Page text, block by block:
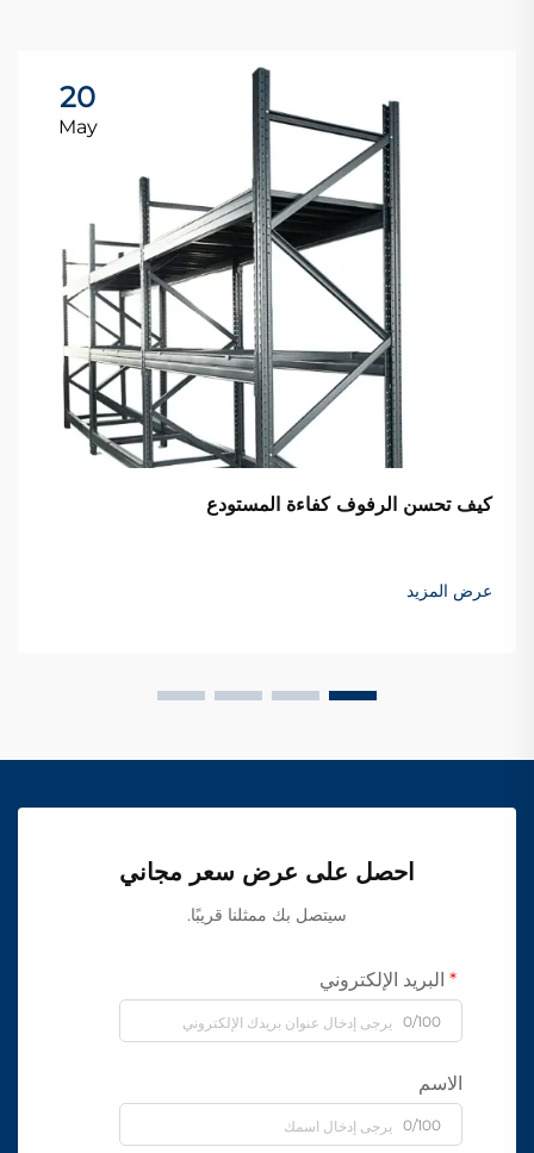
20
May
كيف تحسن الرفوف كفاءة المستودع
عرض المزيد
احصل على عرض سعر مجاني
سيتصل بك ممثلنا قريبًا.
البريد الإلكتروني
0/100
الاسم
0/100